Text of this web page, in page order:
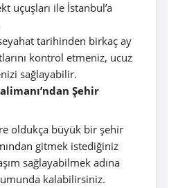
uçuşları ile İstanbul’a
tarihinden birkaç ay
kontrol etmeniz, ucuz
sağlayabilir.
Şehir
oldukça büyük bir şehir
gitmek istediğiniz
sağlayabilmek adına
kalabilirsiniz.